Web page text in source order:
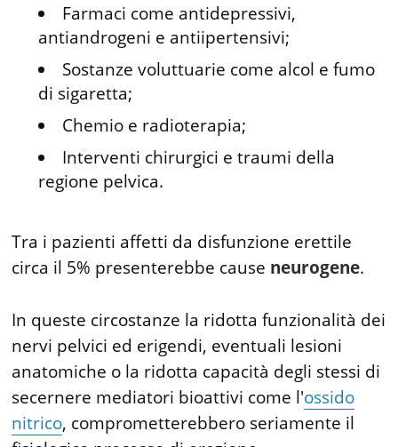
Farmaci come antidepressivi,
antiandrogeni e antiipertensivi;
Sostanze voluttuarie come alcol e fumo
di sigaretta;
Chemio e radioterapia;
Interventi chirurgici e traumi della
regione pelvica.
Tra i pazienti affetti da disfunzione erettile
circa il 5% presenterebbe cause neurogene.
In queste circostanze la ridotta funzionalità dei
nervi pelvici ed erigendi, eventuali lesioni
anatomiche o la ridotta capacità degli stessi di
secernere mediatori bioattivi come l'ossido
nitrico, comprometterebbero seriamente il